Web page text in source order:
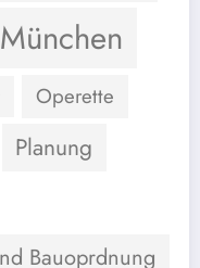
München
Operette
Planung
Bauoprdnung